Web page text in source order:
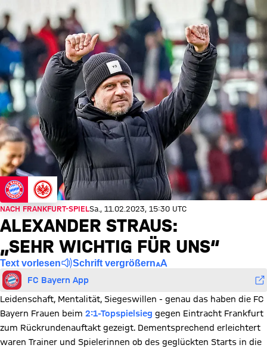
NACH FRANKFURT-SPIELSa., 11.02.2023, 15:30 UTC
ALEXANDER STRAUS:
„SEHR WICHTIG FÜR UNS“
Text vorlesen Schrift vergrößern
FC Bayern App
Leidenschaft, Mentalität, Siegeswillen - genau das haben die FC
Bayern Frauen beim 2:1-Topspielsieg gegen Eintracht Frankfurt
zum Rückrundenauftakt gezeigt. Dementsprechend erleichtert
waren Trainer und Spielerinnen ob des geglückten Starts in die